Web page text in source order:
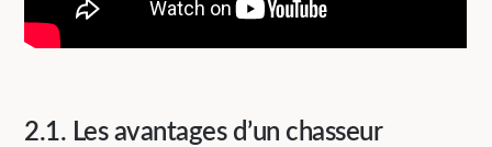
2.1. Les avantages d’un chasseur